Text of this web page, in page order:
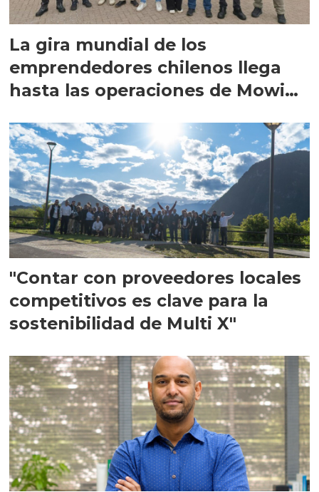
La gira mundial de los
emprendedores chilenos llega
hasta las operaciones de Mowi
"Contar con proveedores locales
competitivos es clave para la
sostenibilidad de Multi X"